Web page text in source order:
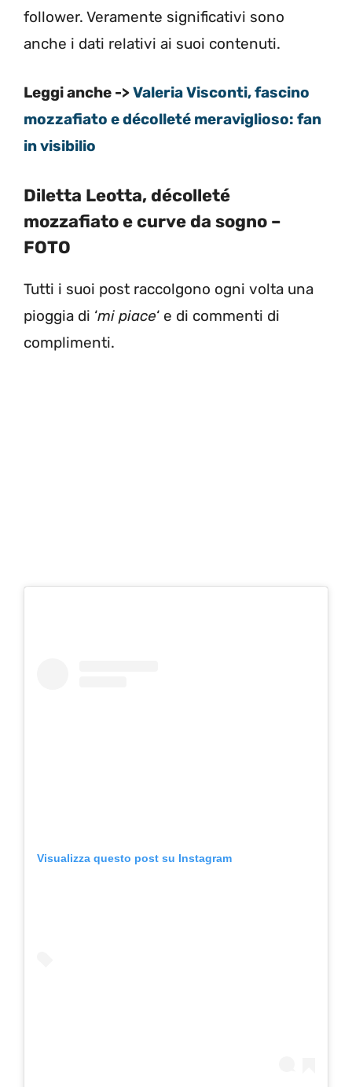
follower. Veramente significativi sono
anche i dati relativi ai suoi contenuti.
Leggi anche ->Valeria Visconti, fascino
mozzafiato e décolleté meraviglioso: fan
in visibilio
Diletta Leotta, décolleté
mozzafiato e curve da sogno –
FOTO
Tutti i suoi post raccolgono ogni volta una
pioggia di ‘mi piace‘ e di commenti di
complimenti.
Visualizza questo post su Instagram